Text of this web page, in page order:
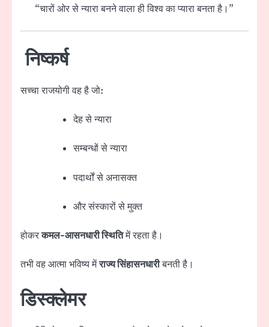
“चारों ओर से न्यारा बनने वाला ही विश्व का प्यारा बनता है।”
निष्कर्ष
सच्चा राजयोगी वह है जो:
देह से न्यारा
सम्बन्धों से न्यारा
पदार्थों से अनासक्त
और संस्कारों से मुक्त
होकरकमल-आसनधारी स्थितिमें रहता है।
तभी वह आत्मा भविष्य मेंराज्य सिंहासनधारीबनती है।
डिस्क्लेमर